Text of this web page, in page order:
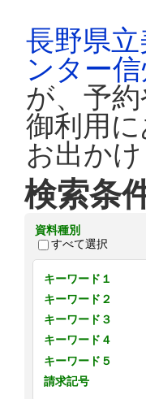
長野県
ンター
が、予
御利用
お出かけ
検索条
資料種別
すべて選択
キーワード１
キーワード２
キーワード３
キーワード４
キーワード５
請求記号